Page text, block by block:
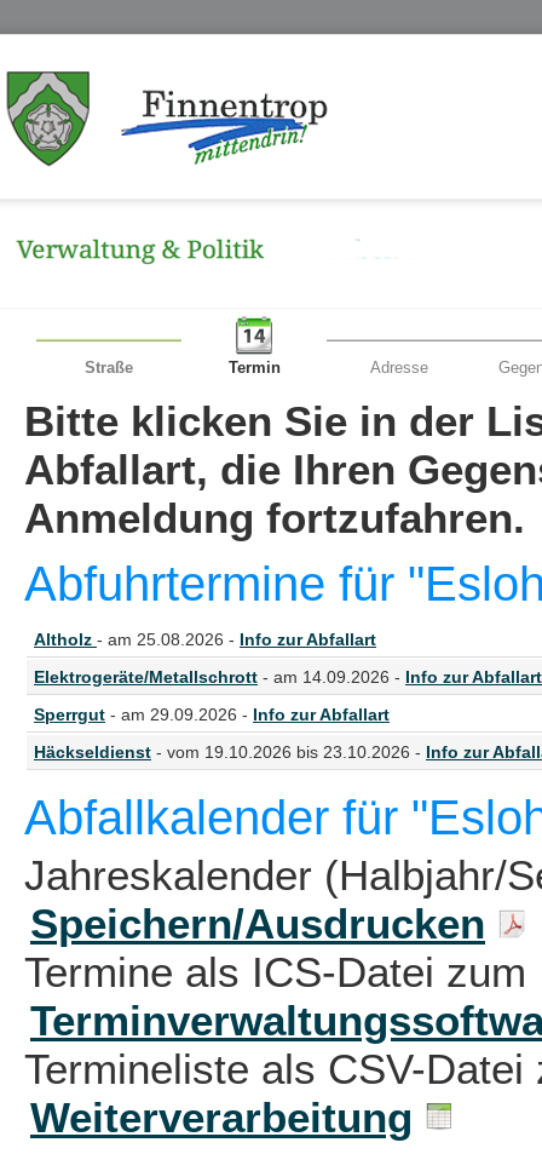
Straße Termin Adresse
Bitte klicken Sie in der
Abfallart, die Ihren
Anmeldung fortzufahren.
Abfuhrtermine für
Altholz - am 25.08.2026 - Info zur Abfallart
Elektrogeräte/Metallschrott - am 14.09.2026 - Info zur Abfallart
Sperrgut - am 29.09.2026 - Info zur Abfallart
Häckseldienst - vom 19.10.2026 bis 23.10.2026 - Info zur
Abfallkalender für
Jahreskalender (Halbjahr/
Speichern/Ausdrucken
Termine als ICS-Datei zum
Termineliste als CSV-
Weiterverarbeitung